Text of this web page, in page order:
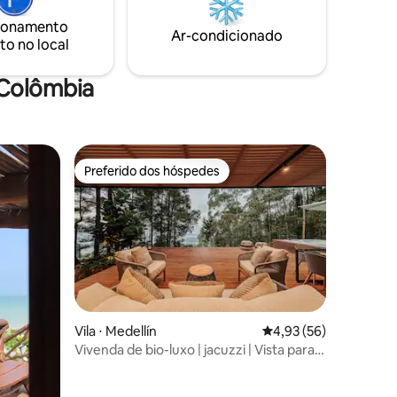
sofá-cama e jacuzzi aquecida privada
incluída para sua estadia na bela Guatape
no local
Ar-condicionado
hóspedes Preferido dos hóspedes
Preferido dos hóspedes
Vila ⋅ Medellín 4,93 de uma
4,93 (56)
Vivenda de bio-luxo | jacuzzi | Vista para a